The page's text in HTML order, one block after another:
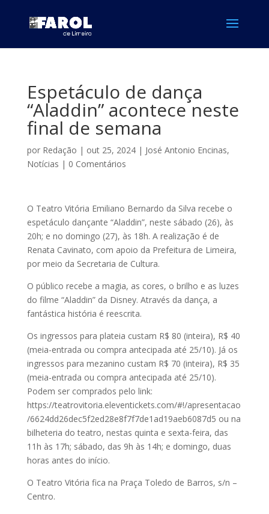
Espetáculo de dança
“Aladdin” acontece neste
final de semana
por Redação | out 25, 2024| José Antonio Encinas,
Notícias | 0 Comentários
O Teatro Vitória Emiliano Bernardo da Silva recebe o
espetáculo dançante “Aladdin”, neste sábado (26), às
20h; e no domingo (27), às 18h. A realização é de
Renata Cavinato, com apoio da Prefeitura de Limeira,
por meio da Secretaria de Cultura.
O público recebe a magia, as cores, o brilho e as luzes
do filme “Aladdin” da Disney. Através da dança, a
fantástica história é reescrita.
Os ingressos para plateia custam R$ 80 (inteira), R$ 40
(meia-entrada ou compra antecipada até 25/10). Já os
ingressos para mezanino custam R$ 70 (inteira), R$ 35
(meia-entrada ou compra antecipada até 25/10).
Podem ser comprados pelo link:
https://teatrovitoria.eleventickets.com/#!/apresentacao
/6624dd26dec5f2ed28e8f7f7de1ad19aeb6087d5 ou na
bilheteria do teatro, nestas quinta e sexta-feira, das
11h às 17h; sábado, das 9h às 14h; e domingo, duas
horas antes do início.
O Teatro Vitória fica na Praça Toledo de Barros, s/n –
Centro.